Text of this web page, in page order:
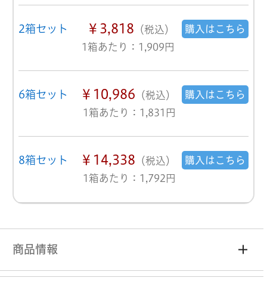
2箱セット ￥3,818 （税込）
1箱あたり：1,909円
購入はこちら
6箱セット ￥10,986 （税込）
1箱あたり：1,831円
購入はこちら
8箱セット ￥14,338 （税込）
1箱あたり：1,792円
購入はこちら
商品情報